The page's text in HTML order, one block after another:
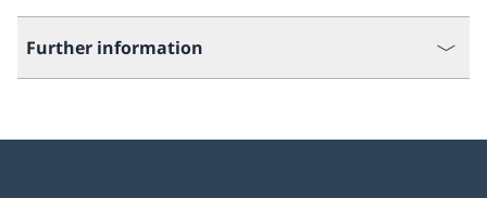
Further information